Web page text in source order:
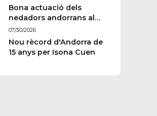
Bona actuació dels
nedadors andorrans al
Memorial Paulus
Wildeboer de Sabadell
07/30/2026
Nou rècord d'Andorra de
15 anys per Isona Cuen